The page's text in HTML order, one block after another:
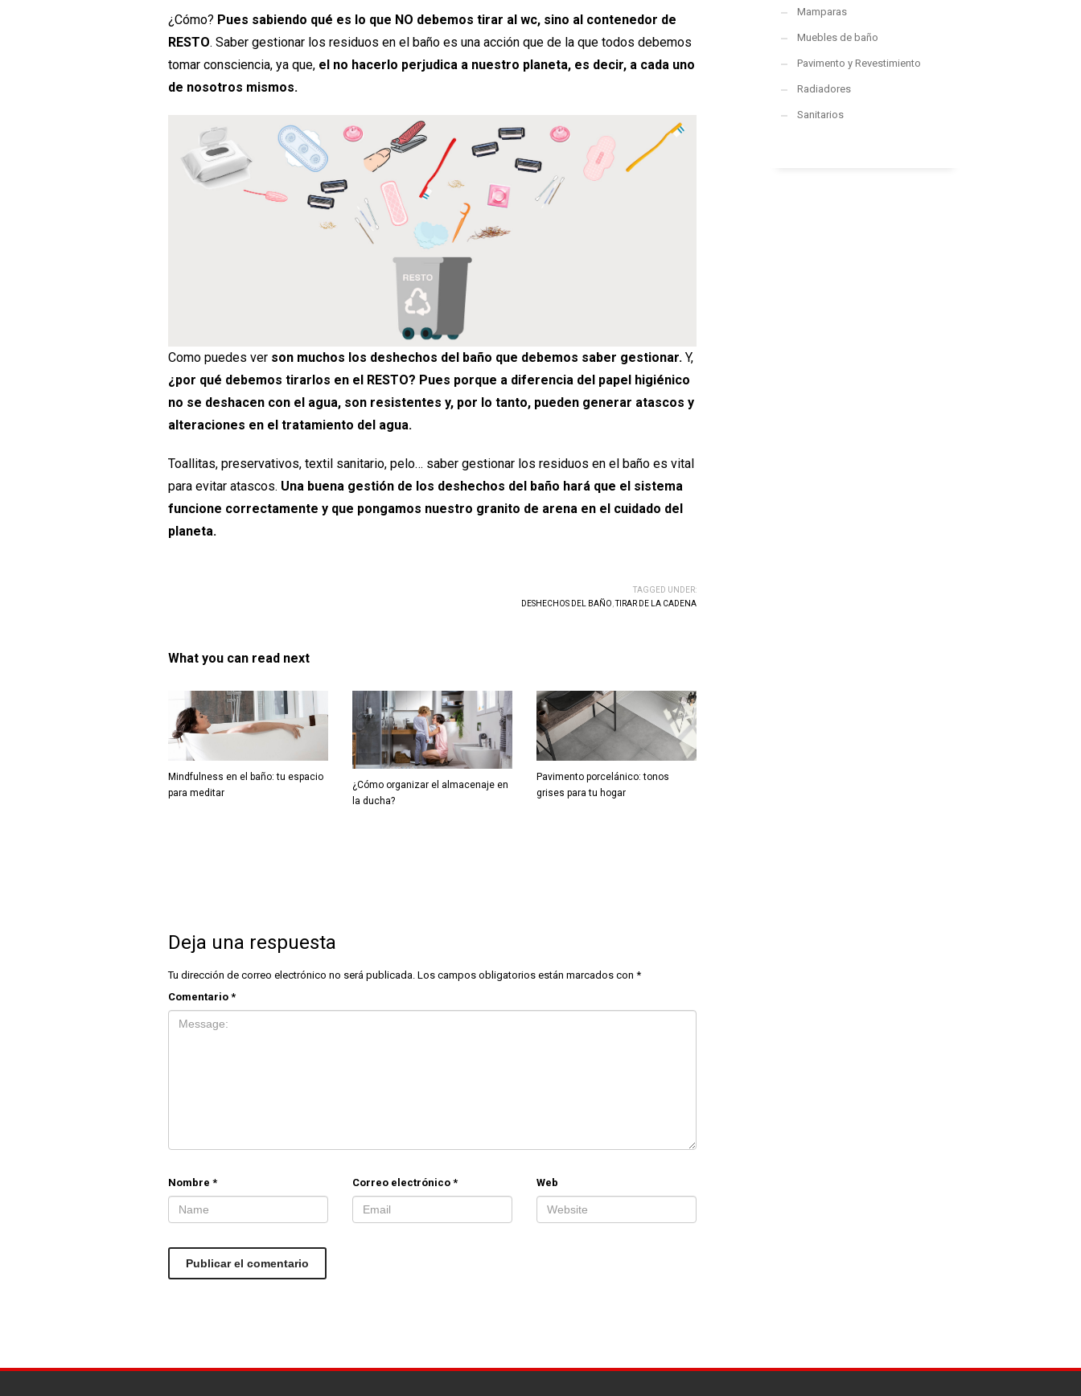
¿Cómo? Pues sabiendo qué es lo que NO debemos tirar al wc, sino al contenedor de
RESTO. Saber gestionar los residuos en el baño es una acción que de la que todos debemos
tomar consciencia, ya que, el no hacerlo perjudica a nuestro planeta, es decir, a cada uno
de nosotros mismos.
Como puedes ver son muchos los deshechos del baño que debemos saber gestionar. Y,
¿por qué debemos tirarlos en el RESTO? Pues porque a diferencia del papel higiénico
no se deshacen con el agua, son resistentes y, por lo tanto, pueden generar atascos y
alteraciones en el tratamiento del agua.
Toallitas, preservativos, textil sanitario, pelo… saber gestionar los residuos en el baño es vital
para evitar atascos. Una buena gestión de los deshechos del baño hará que el sistema
funcione correctamente y que pongamos nuestro granito de arena en el cuidado del
planeta.
TAGGED UNDER:
DESHECHOS DEL BAÑO ,TIRAR DE LA CADENA
What you can read next
Mindfulness en el baño: tu espacio
para meditar
¿Cómo organizar el almacenaje en
la ducha?
Pavimento porcelánico: tonos
grises para tu hogar
Deja una respuesta
Tu dirección de correo electrónico no será publicada. Los campos obligatorios están marcados con*
Comentario*
Nombre* Correo electrónico* Web
Mamparas
Muebles de baño
Pavimento y Revestimiento
Radiadores
Sanitarios